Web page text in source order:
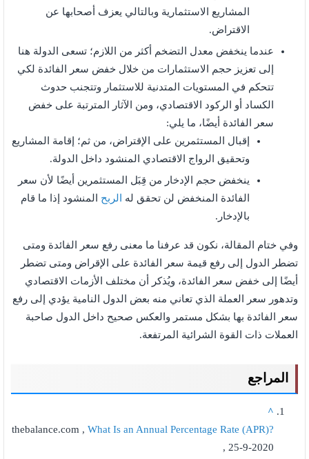
المشاريع الاستثمارية وبالتالي يعزف أصحابها عن
الاقتراض.
عندما ينخفض معدل التضخم أكثر من اللازم؛ تسعى الدولة هنا
إلى تعزيز حجم الاستثمارات من خلال خفض سعر الفائدة لكي
تتحكم في المستويات المتدنية للاستثمار وتتجنب حدوث
الكساد أو الركود الاقتصادي، ومن الآثار المترتبة على خفض
سعر الفائدة أيضًا، ما يلي:
إقبال المستثمرين على الإقتراض، من ثم؛ إقامة المشاريع
وتحقيق الرواج الاقتصادي المنشود داخل الدولة.
ينخفض حجم الإدخار من قِبَل المستثمرين أيضًا لأن سعر
الفائدة المنخفض لن تحقق له
الربح المنشود إذا ما قام
بالإدخار.
وفي ختام المقالة، نكون قد عرفنا ما معنى رفع سعر الفائدة ومتى
تضطر الدول إلى رفع قيمة سعر الفائدة على الإقراض ومتى تضطر
أيضًا إلى خفض سعر الفائدة، ويُذكر أن مختلف الأزمات الاقتصادي
وتدهور سعر العملة الذي تعاني منه بعض الدول النامية يؤدي إلى رفع
سعر الفائدة بها بشكل مستمر والعكس صحيح داخل الدول صاحبة
العملات ذات القوة الشرائية المرتفعة.
المراجع
^
thebalance.com , What Is an Annual Percentage Rate (APR)?
, 25-9-2020